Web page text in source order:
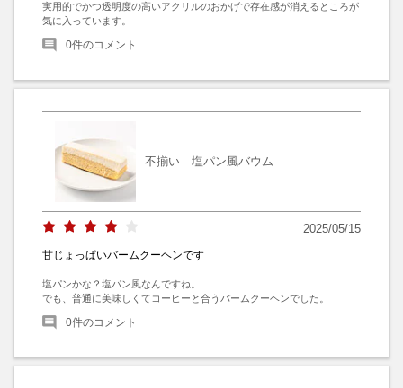
実用的でかつ透明度の高いアクリルのおかげで存在感が消えるところが
気に入っています。
0件のコメント
不揃い 塩パン風バウム
2025/05/15
甘じょっぱいバームクーヘンです
塩パンかな？塩パン風なんですね。
でも、普通に美味しくてコーヒーと合うバームクーヘンでした。
0件のコメント